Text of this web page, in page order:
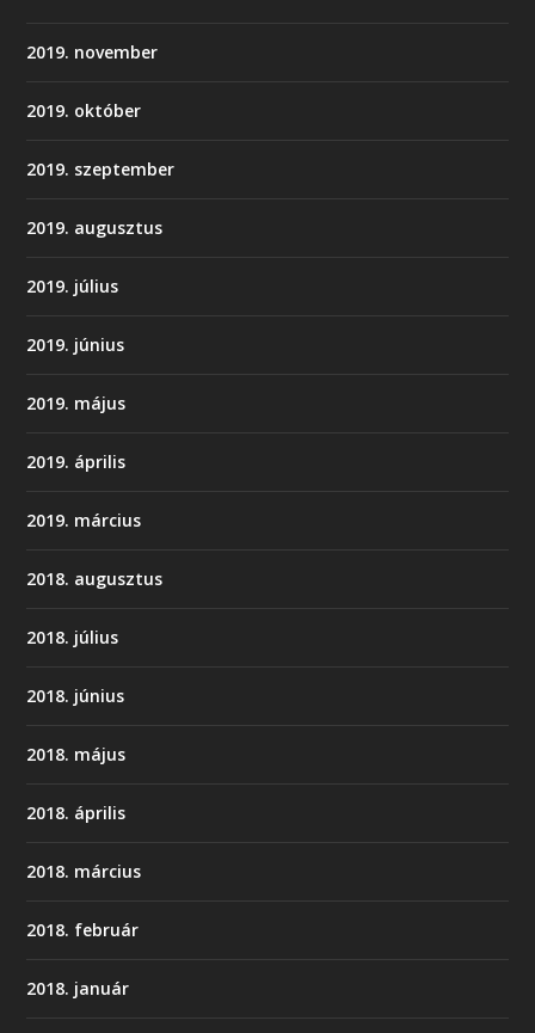
2019. november
2019. október
2019. szeptember
2019. augusztus
2019. július
2019. június
2019. május
2019. április
2019. március
2018. augusztus
2018. július
2018. június
2018. május
2018. április
2018. március
2018. február
2018. január